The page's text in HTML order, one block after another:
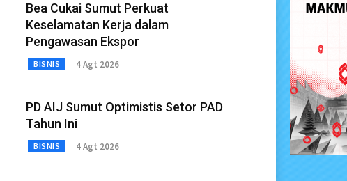
Bea Cukai Sumut Perkuat
Keselamatan Kerja dalam
Pengawasan Ekspor
BISNIS 4 Agt 2026
PD AIJ Sumut Optimistis Setor PAD
Tahun Ini
BISNIS 4 Agt 2026